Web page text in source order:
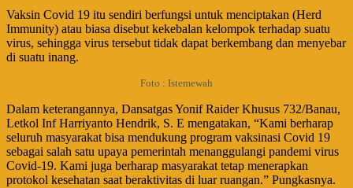
Vaksin Covid 19 itu sendiri berfungsi untuk menciptakan (Herd
Immunity) atau biasa disebut kekebalan kelompok terhadap suatu
virus, sehingga virus tersebut tidak dapat berkembang dan menyebar
di suatu inang.
Foto : Istemewah
Dalam keterangannya, Dansatgas Yonif Raider Khusus 732/Banau,
Letkol Inf Harriyanto Hendrik, S. E mengatakan, “Kami berharap
seluruh masyarakat bisa mendukung program vaksinasi Covid 19
sebagai salah satu upaya pemerintah menanggulangi pandemi virus
Covid-19. Kami juga berharap masyarakat tetap menerapkan
protokol kesehatan saat beraktivitas di luar ruangan.” Pungkasnya.